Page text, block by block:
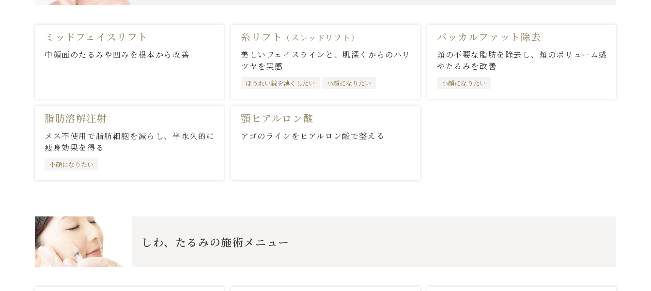
ミッドフェイスリフト
中顔面のたるみや凹みを根本から改善
糸リフト
（スレッドリフト）
美しいフェイスラインと、肌深くからのハリ
ツヤを実感
ほうれい線を薄くしたい 小顔になりたい
バッカルファット除去
頬の不要な脂肪を除去し、頬のボリューム感
やたるみを改善
小顔になりたい
脂肪溶解注射
メス不使用で脂肪細胞を減らし、半永久的に
痩身効果を得る
小顔になりたい
顎ヒアルロン酸
アゴのラインをヒアルロン酸で整える
しわ、たるみの施術メニュー